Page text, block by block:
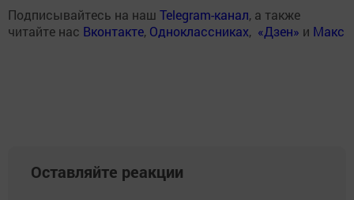
Подписывайтесь на наш Telegram-канал, а также
читайте нас Вконтакте, Одноклассниках, «Дзен» и Макс
Оставляйте реакции